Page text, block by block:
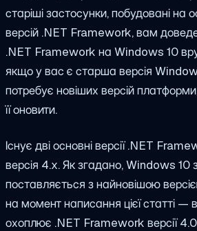
старіші застосунки, побудовані на
версій .NET Framework, вам
.NET Framework на Windows 10
якщо у вас є старша версія
потребує новіших версій
її оновити.
Існує дві основні версії .NET
версія 4.x. Як згадано, Windows 10
поставляється з найновішою
на момент написання цієї статті —
охоплює .NET Framework версії